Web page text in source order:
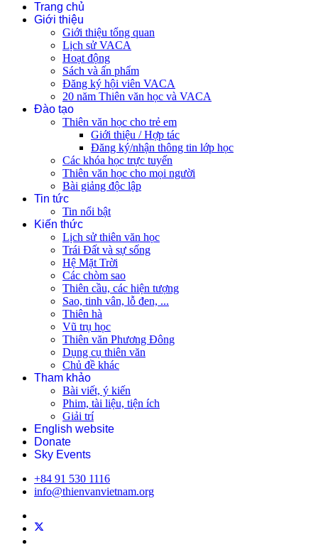
Trang chủ
Giới thiệu
Giới thiệu tổng quan
Lịch sử VACA
Hoạt động
Sách và ấn phẩm
Đăng ký hội viên VACA
20 năm Thiên văn học và VACA
Đào tạo
Thiên văn học cho trẻ em
Giới thiệu / Hợp tác
Đăng ký/nhận thông tin lớp học
Các khóa học trực tuyến
Thiên văn học cho mọi người
Bài giảng độc lập
Tin tức
Tin nổi bật
Kiến thức
Lịch sử thiên văn học
Trái Đất và sự sống
Hệ Mặt Trời
Các chòm sao
Thiên cầu, các hiện tượng
Sao, tinh vân, lỗ đen, ...
Thiên hà
Vũ trụ học
Thiên văn Phương Đông
Dụng cụ thiên văn
Chủ đề khác
Tham khảo
Bài viết, ý kiến
Phim, tài liệu, tiện ích
Giải trí
English website
Donate
Sky Events
+84 91 530 1116
info@thienvanvietnam.org